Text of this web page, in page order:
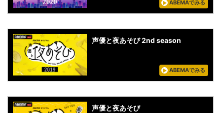
ABEMAでみる
声優と夜あそび 2nd season
ABEMAでみる
声優と夜あそび